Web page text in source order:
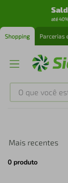
até
Shopping Parcerias
O que você está
Mais recentes
0 produto
2º